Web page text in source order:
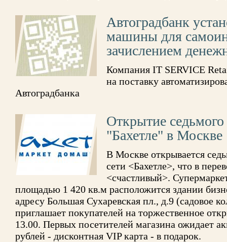
Автоградбанк
машины для
зачислением
Компания IT SERVICE
на поставку
Автоградбанка
Открытие седьмого
"Бахетле" в Москве
В Москве открывается
сети <Бахетле>, что в
<счастливый>.
площадью 1 420 кв.м расположится здании
адресу Большая Сухаревская пл., д.9 (садовое
приглашает покупателей на торжественное
13.00. Первых посетителей магазина ожидает
рублей - дисконтная VIP карта - в подарок.